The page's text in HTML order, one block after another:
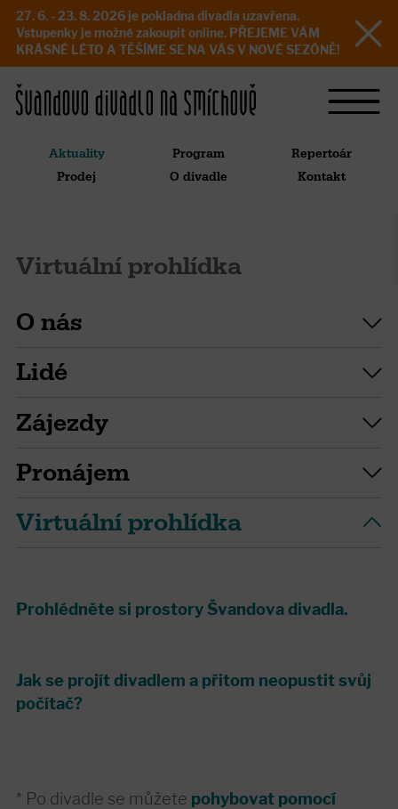
27. 6. - 23. 8. 2026 je pokladna divadla uzavřena.
Vstupenky je možné zakoupit online. PŘEJEME VÁM
KRÁSNÉ LÉTO A TĚŠÍME SE NA VÁS V NOVÉ SEZÓNĚ!
Aktuality Program
Repertoár
Prodej
O divadle Kontakt
Virtuální prohlídka
O nás
Lidé
Zájezdy
Pronájem
Virtuální prohlídka
Prohlédněte si prostory Švandova divadla.
Jak se projít divadlem a přitom neopustit svůj
počítač?
* Po divadle se můžete pohybovat pomocí